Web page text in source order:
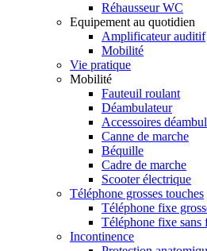
Réhausseur WC
Equipement au quotidien
Amplificateur auditif
Mobilité
Vie pratique
Mobilité
Fauteuil roulant
Déambulateur
Accessoires
Canne de marche
Béquille
Cadre de marche
Scooter électrique
Téléphone grosses touches
Téléphone fixe
Téléphone fixe sans
Incontinence